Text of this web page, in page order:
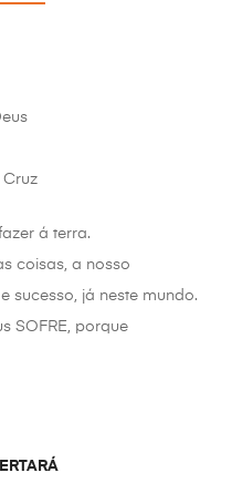
á terra.
coisas, a nosso
sucesso, já neste mundo.
SOFRE, porque